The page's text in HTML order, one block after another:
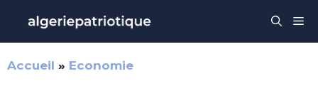
contenu
Accueil » Economie